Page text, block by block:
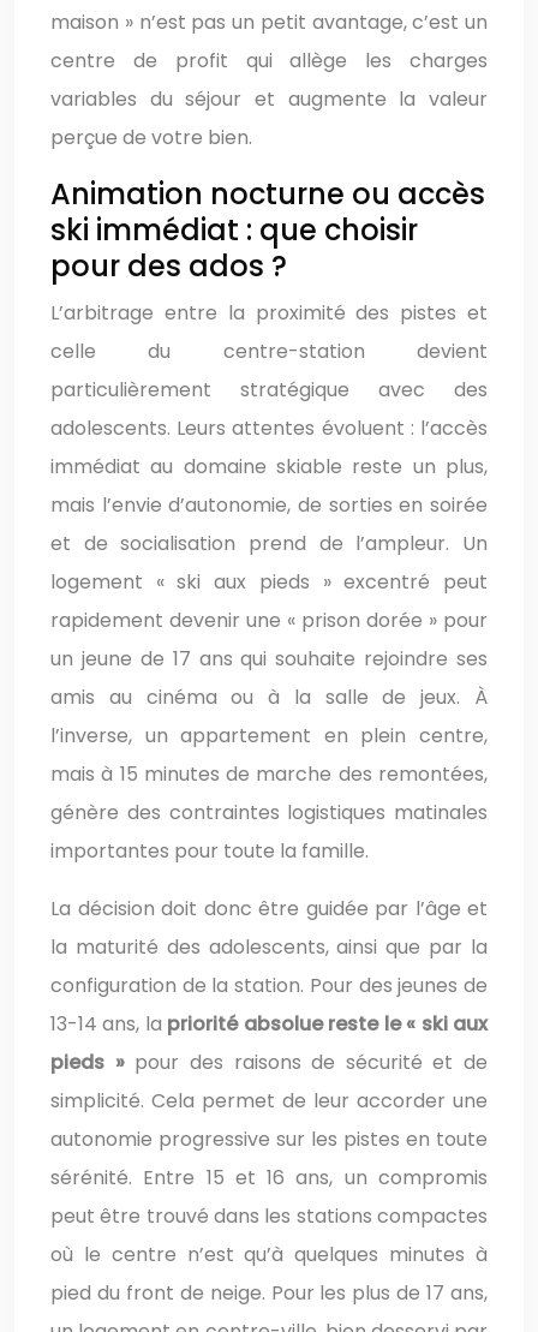
maison » n’est pas un petit avantage, c’est un
centre de profit qui allège les charges
variables du séjour et augmente la valeur
perçue de votre bien.
Animation nocturne ou accès
ski immédiat : que choisir
pour des ados ?
L’arbitrage entre la proximité des pistes et
celle du centre-station devient
particulièrement stratégique avec des
adolescents. Leurs attentes évoluent : l’accès
immédiat au domaine skiable reste un plus,
mais l’envie d’autonomie, de sorties en soirée
et de socialisation prend de l’ampleur. Un
logement « ski aux pieds » excentré peut
rapidement devenir une « prison dorée » pour
un jeune de 17 ans qui souhaite rejoindre ses
amis au cinéma ou à la salle de jeux. À
l’inverse, un appartement en plein centre,
mais à 15 minutes de marche des remontées,
génère des contraintes logistiques matinales
importantes pour toute la famille.
La décision doit donc être guidée par l’âge et
la maturité des adolescents, ainsi que par la
configuration de la station. Pour des jeunes de
13-14 ans, la priorité absolue reste le « ski aux
pieds »pour des raisons de sécurité et de
simplicité. Cela permet de leur accorder une
autonomie progressive sur les pistes en toute
sérénité. Entre 15 et 16 ans, un compromis
peut être trouvé dans les stations compactes
où le centre n’est qu’à quelques minutes à
pied du front de neige. Pour les plus de 17 ans,